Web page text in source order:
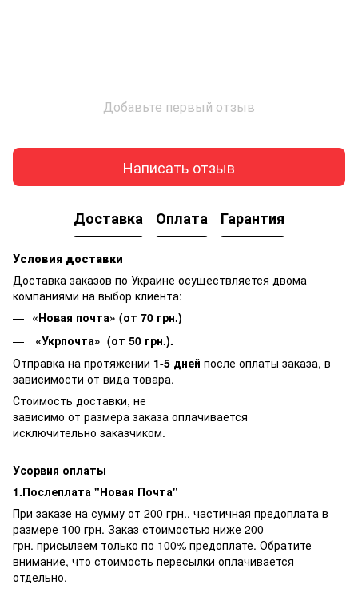
Добавьте первый отзыв
Написать отзыв
Доставка Оплата Гарантия
Условия доставки
Доставка заказов по Украине осуществляется двома
компаниями на выбор клиента:
«Новая почта» (от 70 грн.)
«Укрпочта» (от 50 грн.).
Отправка на протяжении 1-5 дней после оплаты заказа, в
зависимости от вида товара.
Стоимость доставки, не
зависимо от размера заказа оплачивается
исключительно заказчиком.
Усорвия оплаты
1.Послеплата "Новая Почта"
При заказе на сумму от 200 грн., частичная предоплата в
размере 100 грн. Заказ стоимостью ниже 200
грн. присылаем только по 100% предоплате. Обратите
внимание, что стоимость пересылки оплачивается
отдельно.